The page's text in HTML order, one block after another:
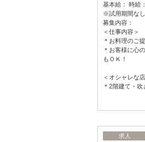
基本給： 時給
※試用期間なし
募集内容：
＜仕事内容＞
＊お料理のご
＊お客様に心
もＯＫ！
＜オシャレな
＊2階建て・吹
求人